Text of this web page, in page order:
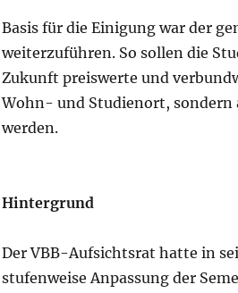
Basis für die Einigung war der
weiterzuführen. So sollen die
Zukunft preiswerte und
Wohn- und Studienort,
werden.
Hintergrund
Der VBB-Aufsichtsrat hatte in
stufenweise Anpassung der